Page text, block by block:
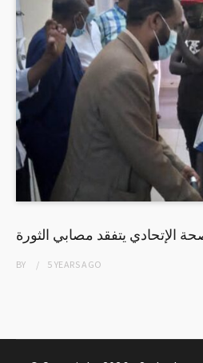
الإتحادي يتفقد مصابي الثورة
BY 5 YEARSAGO